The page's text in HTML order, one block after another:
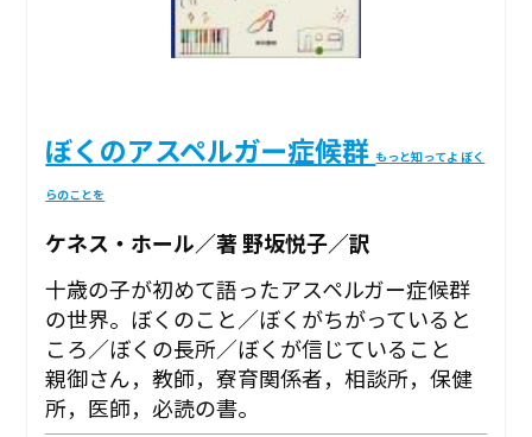
ぼくのアスペルガー症候群もっと知ってよ ぼく
らのことを
ケネス・ホール／著 野坂悦子／訳
十歳の子が初めて語ったアスペルガー症候群
の世界。ぼくのこと／ぼくがちがっていると
ころ／ぼくの長所／ぼくが信じていること
親御さん，教師，寮育関係者，相談所，保健
所，医師，必読の書。